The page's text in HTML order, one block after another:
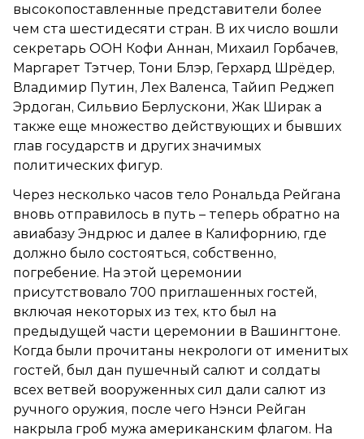
высокопоставленные представители более
чем ста шестидесяти стран. В их число вошли
секретарь ООН Кофи Аннан, Михаил Горбачев,
Маргарет Тэтчер, Тони Блэр, Герхард Шрёдер,
Владимир Путин, Лех Валенса, Тайип Реджеп
Эрдоган, Сильвио Берлускони, Жак Ширак а
также еще множество действующих и бывших
глав государств и других значимых
политических фигур.
Через несколько часов тело Рональда Рейгана
вновь отправилось в путь – теперь обратно на
авиабазу Эндрюс и далее в Калифорнию, где
должно было состояться, собственно,
погребение. На этой церемонии
присутствовало 700 приглашенных гостей,
включая некоторых из тех, кто был на
предыдущей части церемонии в Вашингтоне.
Когда были прочитаны некрологи от именитых
гостей, был дан пушечный салют и солдаты
всех ветвей вооруженных сил дали салют из
ручного оружия, после чего Нэнси Рейган
накрыла гроб мужа американским флагом. На